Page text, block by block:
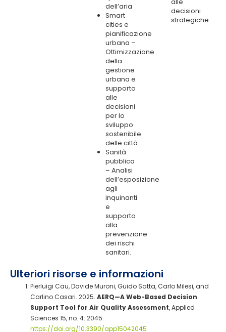
dell’aria
Smart
cities e
pianificazione
urbana –
Ottimizzazione
della
gestione
urbana e
supporto
alle
decisioni
per lo
sviluppo
sostenibile
delle città
Sanità
pubblica
– Analisi
dell’esposizione
agli
inquinanti
e
supporto
alla
prevenzione
dei rischi
sanitari.
decisioni
strategiche
Ulteriori risorse e informazioni
Pierluigi Cau, Davide Muroni, Guido Satta, Carlo Milesi, and
Carlino Casari. 2025. AERQ—A Web-Based Decision
Support Tool for Air Quality Assessment, Applied
Sciences 15, no. 4: 2045.
https://doi.org/10.3390/app15042045